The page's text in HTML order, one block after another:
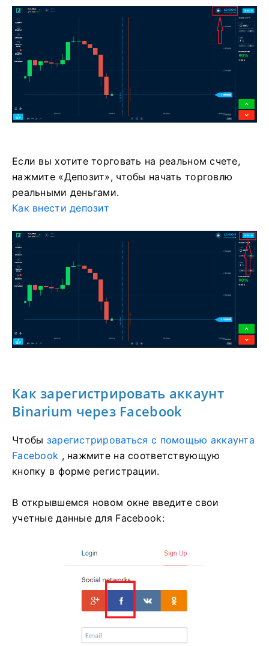
Если вы хотите торговать на реальном счете,
нажмите «Депозит», чтобы начать торговлю
реальными деньгами.
Как внести депозит
Как зарегистрировать аккаунт
Binarium через Facebook
Чтобы зарегистрироваться с помощью аккаунта
Facebook , нажмите на соответствующую
кнопку в форме регистрации.
В открывшемся новом окне введите свои
учетные данные для Facebook: